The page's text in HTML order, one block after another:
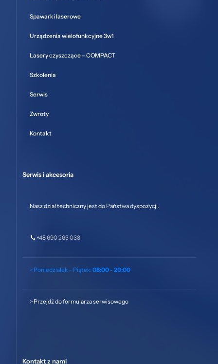
Spawarki laserowe
Urządzenia wielofunkcyjne 3w1
Lasery czyszczące – COMPACT
Szkolenia
Serwis
Zwroty
Kontakt
Serwis i akcesoria
Nasz dział techniczny jest do Państwa dyspozycji.
+48 690 263 038
> Poniedziałek – Piątek: 08:00 - 20:00
> Przejdź do formularza serwisowego
Kontakt z nami